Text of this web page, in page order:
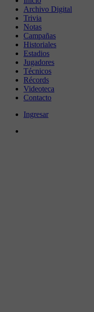
Archivo Digital
Trivia
Notas
Campañas
Historiales
Estadios
Jugadores
Técnicos
Récords
Videoteca
Contacto
Ingresar